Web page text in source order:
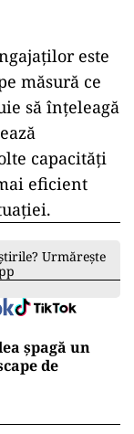
este
măsură ce
să înțeleagă
capacități
eficient
Urmărește
șpagă un
de